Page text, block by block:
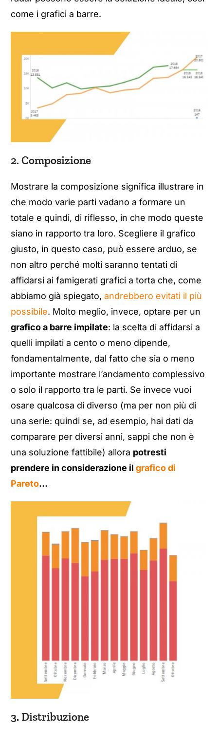
come i grafici a barre.
2. Composizione
Mostrare la composizione significa illustrare in
che modo varie parti vadano a formare un
totale e quindi, di riflesso, in che modo queste
siano in rapporto tra loro. Scegliere il grafico
giusto, in questo caso, può essere arduo, se
non altro perché molti saranno tentati di
affidarsi ai famigerati grafici a torta che, come
abbiamo già spiegato,andrebbero evitati il più
possibile. Molto meglio, invece, optare per un
grafico a barre impilate: la scelta di affidarsi a
quelli impilati a cento o meno dipende,
fondamentalmente, dal fatto che sia o meno
importante mostrare l’andamento complessivo
o solo il rapporto tra le parti. Se invece vuoi
osare qualcosa di diverso (ma per non più di
una serie: quindi se, ad esempio, hai dati da
comparare per diversi anni, sappi che non è
una soluzione fattibile) allora potresti
prendere in considerazione ilgrafico di
Pareto…
3. Distribuzione